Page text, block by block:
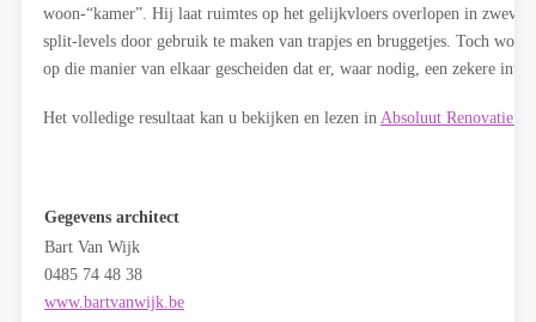
woon-“kamer”. Hij laat ruimtes op het gelijkvloers overlopen in
split-levels door gebruik te maken van trapjes en bruggetjes. Toch
op die manier van elkaar gescheiden dat er, waar nodig, een zekere
Het volledige resultaat kan u bekijken en lezen inAbsoluut Renovatie
Gegevens architect
Bart Van Wijk
0485 74 48 38
www.bartvanwijk.be